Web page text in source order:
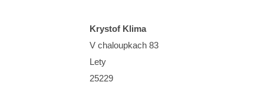
Krystof Klima
V chaloupkach 83
Lety
25229